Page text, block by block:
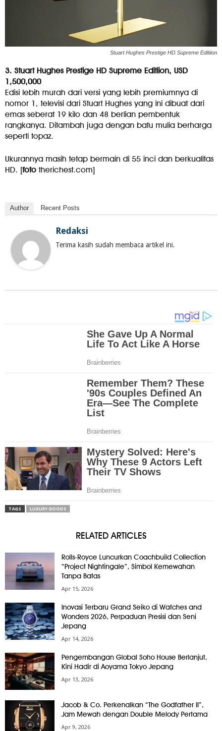
Stuart Hughes Prestige HD Supreme Editiion
3. Stuart Hughes Prestige HD Supreme Editiion, USD
1,500,000
Edisi lebih murah dari versi yang lebih premiumnya di
nomor 1, televisi dari Stuart Hughes yang ini dibuat dari
emas seberat 19 kilo dan 48 berlian pembentuk
rangkanya. Ditambah juga dengan batu mulia berharga
seperti topaz.
Ukurannya masih tetap bermain di 55 inci dan berkualitas
HD. [foto therichest.com]
Author Recent Posts
Redaksi
Terima kasih sudah membaca artikel ini.
TAGS LUXURY GOODS
RELATED ARTICLES
Rolls-Royce Luncurkan Coachbuild Collection
“Project Nightingale”, Simbol Kemewahan
Tanpa Batas
Apr 15, 2026
Inovasi Terbaru Grand Seiko di Watches and
Wonders 2026, Perpaduan Presisi dan Seni
Jepang
Apr 14, 2026
Pengembangan Global Soho House Berlanjut,
Kini Hadir di Aoyama Tokyo Jepang
Apr 13, 2026
Jacob & Co. Perkenalkan “The Godfather II”,
Jam Mewah dengan Double Melody Pertama
Apr 9, 2026